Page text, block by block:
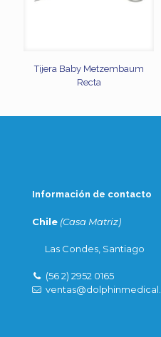
Tijera Baby Metzembaum
Recta
Información de contacto
Chile (Casa Matriz)
Las Condes, Santiago
(56 2) 2952 0165